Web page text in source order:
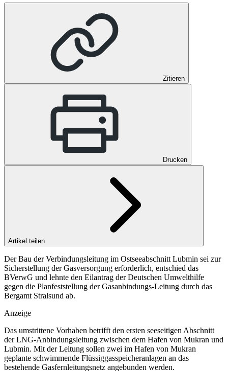
Zitieren
Drucken
Artikel teilen
Der Bau der Verbindungsleitung im Ostseeabschnitt Lubmin sei zur
Sicherstellung der Gasversorgung erforderlich, entschied das
BVerwG und lehnte den Eilantrag der Deutschen Umwelthilfe
gegen die Planfeststellung der Gasanbindungs-Leitung durch das
Bergamt Stralsund ab.
Anzeige
Das umstrittene Vorhaben betrifft den ersten seeseitigen Abschnitt
der LNG-Anbindungsleitung zwischen dem Hafen von Mukran und
Lubmin. Mit der Leitung sollen zwei im Hafen von Mukran
geplante schwimmende Flüssiggasspeicheranlagen an das
bestehende Gasfernleitungsnetz angebunden werden.